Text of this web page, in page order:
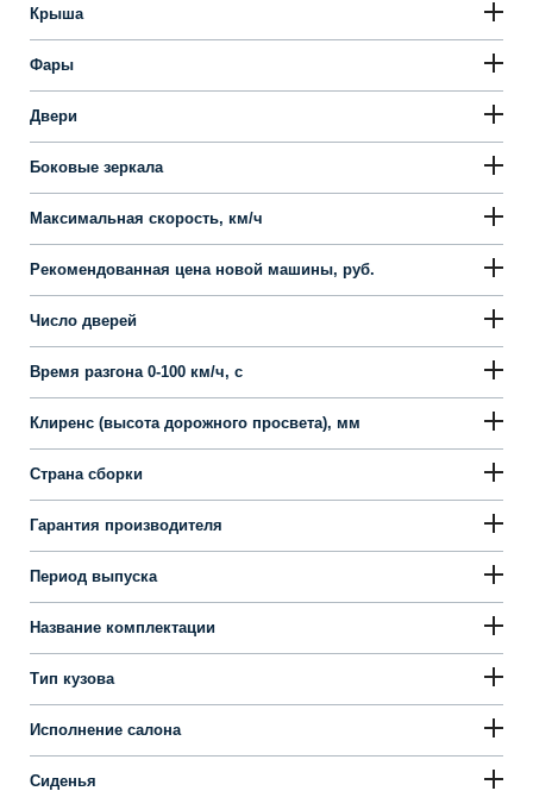
Крыша
Фары
Двери
Боковые зеркала
Максимальная скорость, км/ч
Рекомендованная цена новой машины, руб.
Число дверей
Время разгона 0-100 км/ч, с
Клиренс (высота дорожного просвета), мм
Страна сборки
Гарантия производителя
Период выпуска
Название комплектации
Тип кузова
Исполнение салона
Сиденья